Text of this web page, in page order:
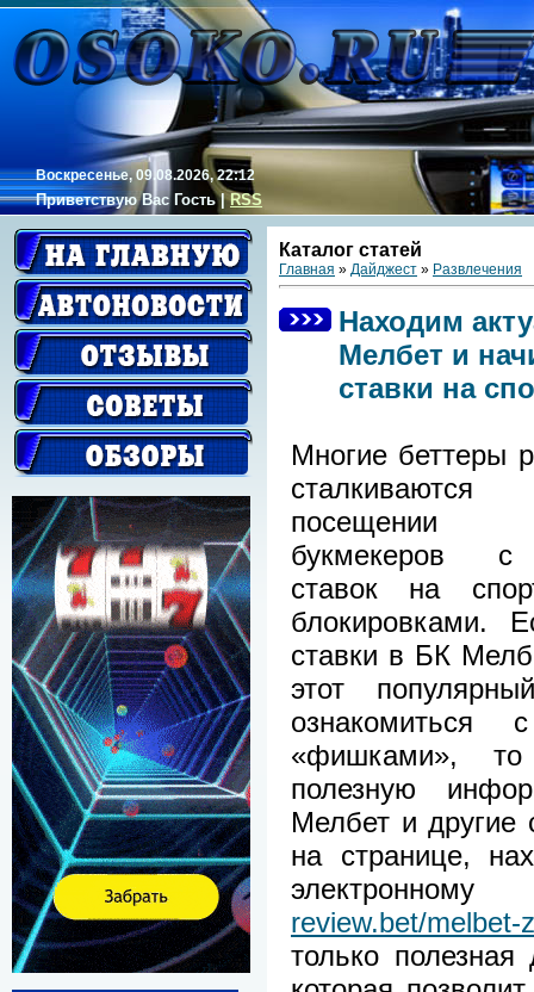
Воскресенье, 09.08.2026, 22:12
Приветствую Вас Гость|RSS
Каталог статей
Главная » Дайджест » Развлечения
Находим
Мелбет и
ставки на
Многие беттеры
посещении
букмекеров
ставок на
блокировками.
ставки в БК
этот
«фишками», то
полезную
Мелбет и другие
на странице,
review.bet/melbet-
только